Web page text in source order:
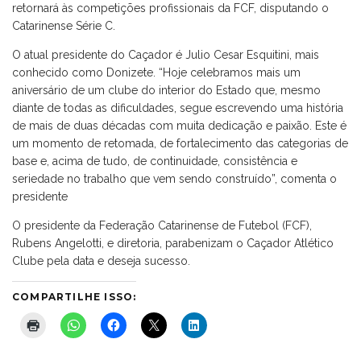
retornará às competições profissionais da FCF, disputando o
Catarinense Série C.
O atual presidente do Caçador é Julio Cesar Esquitini, mais
conhecido como Donizete. “Hoje celebramos mais um
aniversário de um clube do interior do Estado que, mesmo
diante de todas as dificuldades, segue escrevendo uma história
de mais de duas décadas com muita dedicação e paixão. Este é
um momento de retomada, de fortalecimento das categorias de
base e, acima de tudo, de continuidade, consistência e
seriedade no trabalho que vem sendo construído”, comenta o
presidente
O presidente da Federação Catarinense de Futebol (FCF),
Rubens Angelotti, e diretoria, parabenizam o Caçador Atlético
Clube pela data e deseja sucesso.
COMPARTILHE ISSO: